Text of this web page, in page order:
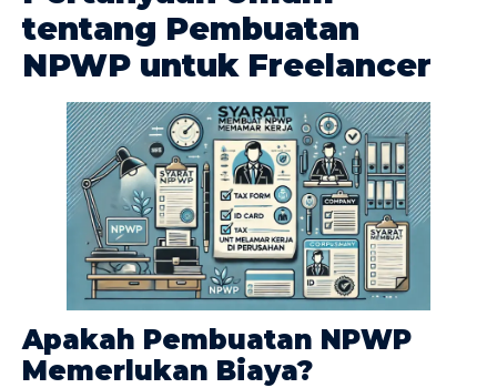
tentang Pembuatan
NPWP untuk Freelancer
Apakah Pembuatan NPWP
Memerlukan Biaya?